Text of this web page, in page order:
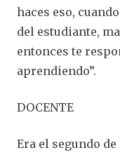
haces eso,
del estudiante,
entonces te
aprendiendo”.
DOCENTE
Era el segundo